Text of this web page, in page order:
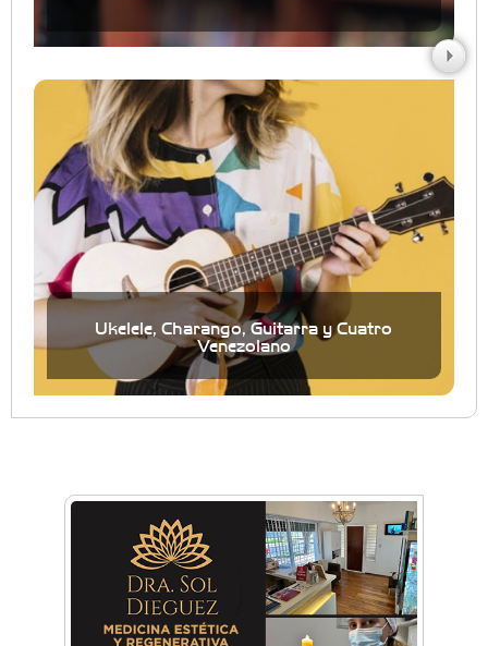
Ukelele, Charango, Guitarra y Cuatro
Venezolano